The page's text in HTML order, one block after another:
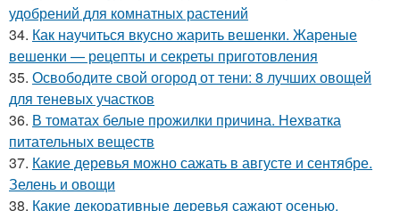
удобрений для комнатных растений
34. Как научиться вкусно жарить вешенки. Жареные
вешенки — рецепты и секреты приготовления
35. Освободите свой огород от тени: 8 лучших овощей
для теневых участков
36. В томатах белые прожилки причина. Нехватка
питательных веществ
37. Какие деревья можно сажать в августе и сентябре.
Зелень и овощи
38. Какие декоративные деревья сажают осенью.